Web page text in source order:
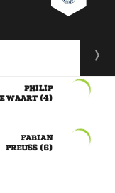

 

 